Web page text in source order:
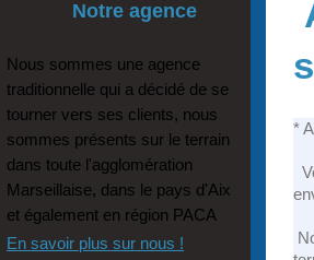
*
Notre agence
Nous sommes une agence
traditionnelle qui a décidé de se
tourner vers ses clients, nous
sommes présents sur le terrain
dans toute l'agglomération
Marseillaise, dans le pays d'Aix
et également en région PACA
En savoir plus sur nous !